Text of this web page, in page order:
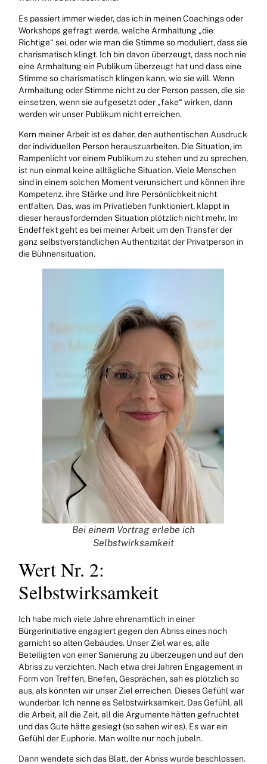
Es passiert immer wieder, das ich in meinen Coachings oder
Workshops gefragt werde, welche Armhaltung „die
Richtige“ sei, oder wie man die Stimme so moduliert, dass sie
charismatisch klingt. Ich bin davon überzeugt, dass noch nie
eine Armhaltung ein Publikum überzeugt hat und dass eine
Stimme so charismatisch klingen kann, wie sie will. Wenn
Armhaltung oder Stimme nicht zu der Person passen, die sie
einsetzen, wenn sie aufgesetzt oder „fake“ wirken, dann
werden wir unser Publikum nicht erreichen.
Kern meiner Arbeit ist es daher, den authentischen Ausdruck
der individuellen Person herauszuarbeiten. Die Situation, im
Rampenlicht vor einem Publikum zu stehen und zu sprechen,
ist nun einmal keine alltägliche Situation. Viele Menschen
sind in einem solchen Moment verunsichert und können ihre
Kompetenz, ihre Stärke und ihre Persönlichkeit nicht
entfalten. Das, was im Privatleben funktioniert, klappt in
dieser herausfordernden Situation plötzlich nicht mehr. Im
Endeffekt geht es bei meiner Arbeit um den Transfer der
ganz selbstverständlichen Authentizität der Privatperson in
die Bühnensituation.
Bei einem Vortrag erlebe ich
Selbstwirksamkeit
Wert Nr. 2:
Selbstwirksamkeit
Ich habe mich viele Jahre ehrenamtlich in einer
Bürgerinitiative engagiert gegen den Abriss eines noch
garnicht so alten Gebäudes. Unser Ziel war es, alle
Beteiligten von einer Sanierung zu überzeugen und auf den
Abriss zu verzichten. Nach etwa drei Jahren Engagement in
Form von Treffen, Briefen, Gesprächen, sah es plötzlich so
aus, als könnten wir unser Ziel erreichen. Dieses Gefühl war
wunderbar. Ich nenne es Selbstwirksamkeit. Das Gefühl, all
die Arbeit, all die Zeit, all die Argumente hätten gefruchtet
und das Gute hätte gesiegt (so sahen wir es). Es war ein
Gefühl der Euphorie. Man wollte nur noch jubeln.
Dann wendete sich das Blatt, der Abriss wurde beschlossen.